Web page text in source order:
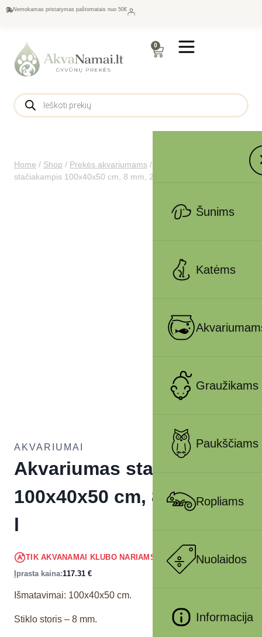
Nemokamas pristatymas paštomatais nuo 50€
0
Šunims
Katėms
Graužikams
Paukščiams
Ropliams
Nuolaidos
Informacija
Home / Shop / Prekės akvariumams /
stačiakampis 100x40x50 cm, 8 mm, 200 l
AKVARIUMAI
Akvariumas stačiakampis
100x40x50 cm, 8 mm, 200
l
TIK AKVANAMAI KLUBO NARIAMS 111.44€ !
Įprasta kaina:117.31 €
Išmatavimai: 100x40x50 cm.
Stiklo storis – 8 mm.